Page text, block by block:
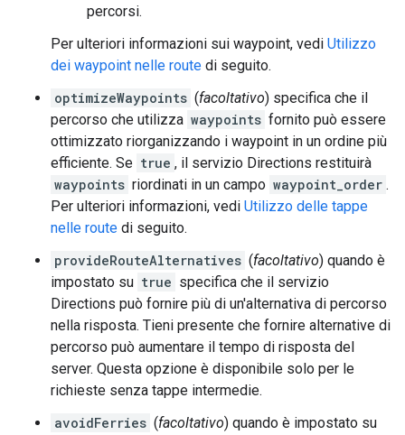
percorsi.
Per ulteriori informazioni sui waypoint, vedi Utilizzo
dei waypoint nelle route di seguito.
optimizeWaypoints (facoltativo) specifica che il
percorso che utilizza waypoints fornito può essere
ottimizzato riorganizzando i waypoint in un ordine più
efficiente. Se true , il servizio Directions restituirà
waypoints riordinati in un campo waypoint_order .
Per ulteriori informazioni, vedi Utilizzo delle tappe
nelle route di seguito.
provideRouteAlternatives (facoltativo) quando è
impostato su true specifica che il servizio
Directions può fornire più di un'alternativa di percorso
nella risposta. Tieni presente che fornire alternative di
percorso può aumentare il tempo di risposta del
server. Questa opzione è disponibile solo per le
richieste senza tappe intermedie.
avoidFerries (facoltativo) quando è impostato su